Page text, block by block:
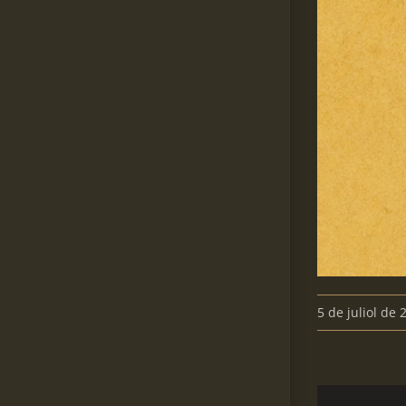
5 de juliol de